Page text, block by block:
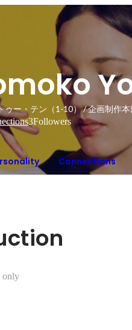
ゥー・テン（1-10） / 企画制作
3Followers
Connections
only